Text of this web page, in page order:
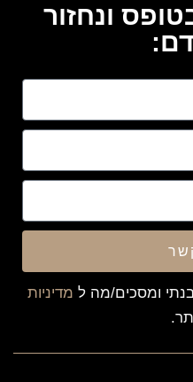
ונחזור
ומסכים/מה ל מדיניות